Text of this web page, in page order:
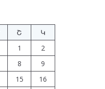
Շ
Կ
1
2
8
9
15 16